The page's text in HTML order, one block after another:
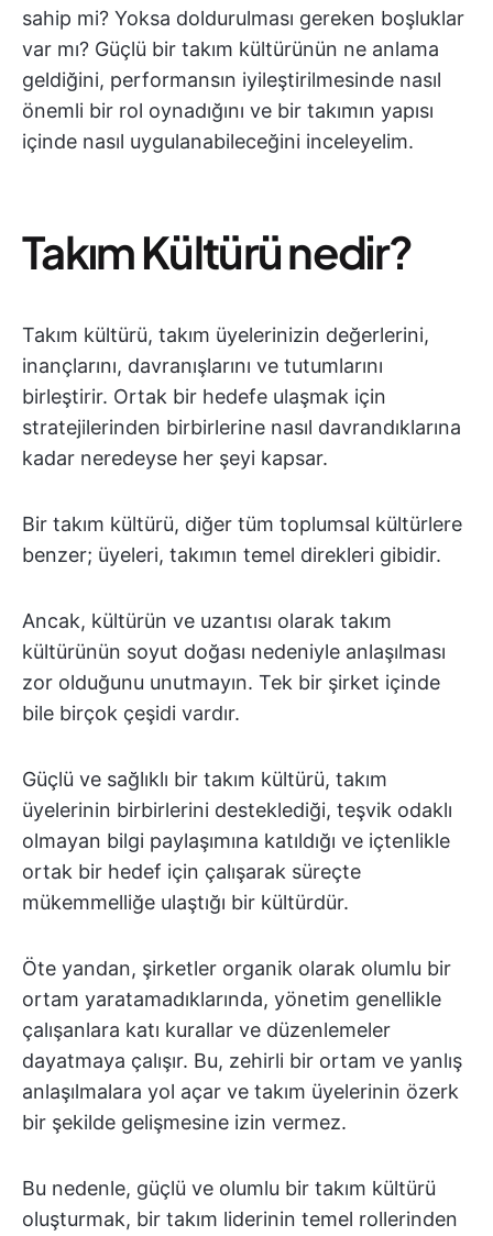
sahip mi? Yoksa doldurulması gereken boşluklar
var mı? Güçlü bir takım kültürünün ne anlama
geldiğini, performansın iyileştirilmesinde nasıl
önemli bir rol oynadığını ve bir takımın yapısı
içinde nasıl uygulanabileceğini inceleyelim.
Takım Kültürü nedir?
Takım kültürü, takım üyelerinizin değerlerini,
inançlarını, davranışlarını ve tutumlarını
birleştirir. Ortak bir hedefe ulaşmak için
stratejilerinden birbirlerine nasıl davrandıklarına
kadar neredeyse her şeyi kapsar.
Bir takım kültürü, diğer tüm toplumsal kültürlere
benzer; üyeleri, takımın temel direkleri gibidir.
Ancak, kültürün ve uzantısı olarak takım
kültürünün soyut doğası nedeniyle anlaşılması
zor olduğunu unutmayın. Tek bir şirket içinde
bile birçok çeşidi vardır.
Güçlü ve sağlıklı bir takım kültürü, takım
üyelerinin birbirlerini desteklediği, teşvik odaklı
olmayan bilgi paylaşımına katıldığı ve içtenlikle
ortak bir hedef için çalışarak süreçte
mükemmelliğe ulaştığı bir kültürdür.
Öte yandan, şirketler organik olarak olumlu bir
ortam yaratamadıklarında, yönetim genellikle
çalışanlara katı kurallar ve düzenlemeler
dayatmaya çalışır. Bu, zehirli bir ortam ve yanlış
anlaşılmalara yol açar ve takım üyelerinin özerk
bir şekilde gelişmesine izin vermez.
Bu nedenle, güçlü ve olumlu bir takım kültürü
oluşturmak, bir takım liderinin temel rollerinden